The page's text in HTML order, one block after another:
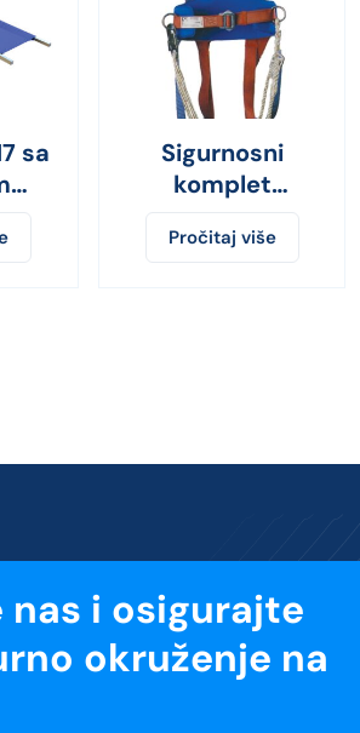
sa
Sigurnosni
komplet
B103S/2
Pročitaj više
nas i osigurajte
okruženje na